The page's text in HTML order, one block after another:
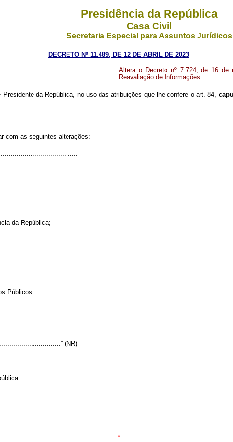
Presidência da República
Casa Civil
Secretaria Especial para Assuntos Jurídicos
DECRETO Nº 11.489, DE 12 DE ABRIL DE 2023
Altera o Decreto nº 7.724, de 16 de
Reavaliação de Informações.
da República, no uso das atribuições que lhe confere o art. 84,
com as seguintes alterações:
da República;
Públicos;
(NR)
*